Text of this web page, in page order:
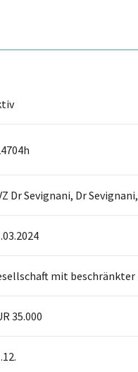
Dr Sevignani, Dr
mit beschränkter
35.000